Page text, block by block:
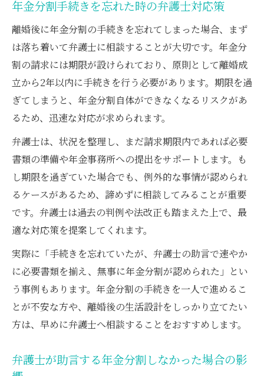
年金分割手続きを忘れた時の弁護士対応策
離婚後に年金分割の手続きを忘れてしまった場合、まず
は落ち着いて弁護士に相談することが大切です。年金分
割の請求には期限が設けられており、原則として離婚成
立から2年以内に手続きを行う必要があります。期限を過
ぎてしまうと、年金分割自体ができなくなるリスクがあ
るため、迅速な対応が求められます。
弁護士は、状況を整理し、まだ請求期限内であれば必要
書類の準備や年金事務所への提出をサポートします。も
し期限を過ぎていた場合でも、例外的な事情が認められ
るケースがあるため、諦めずに相談してみることが重要
です。弁護士は過去の判例や法改正も踏まえた上で、最
適な対応策を提案してくれます。
実際に「手続きを忘れていたが、弁護士の助言で速やか
に必要書類を揃え、無事に年金分割が認められた」とい
う事例もあります。年金分割の手続きを一人で進めるこ
とが不安な方や、離婚後の生活設計をしっかり立てたい
方は、早めに弁護士へ相談することをおすすめします。
弁護士が助言する年金分割しなかった場合の影